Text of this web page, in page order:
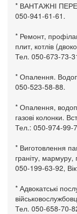
* ВАНТАЖНІ
050-941-61-61.
* Ремонт,
плит, котлів
Тел. 050-673-73-
* Опалення.
050-523-58-88.
* Опалення,
газові колонки.
Тел.: 050-974-99-
* Виготовлення
граніту, мармуру,
050-199-63-92,
* Адвокатські
Тел. 050-658-70-